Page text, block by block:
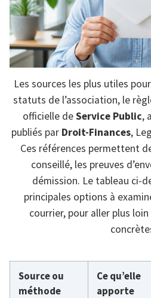
Les sources les plus utiles
statuts de l’association, le
officielle deService Public,
publiés par Droit-Finances,
Ces références permettent
conseillé, les preuves
démission. Le tableau ci-
principales options à
courrier, pour aller plus
Source ou
méthode
Ce qu’elle
apporte